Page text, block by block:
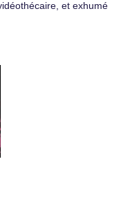
et exhumé